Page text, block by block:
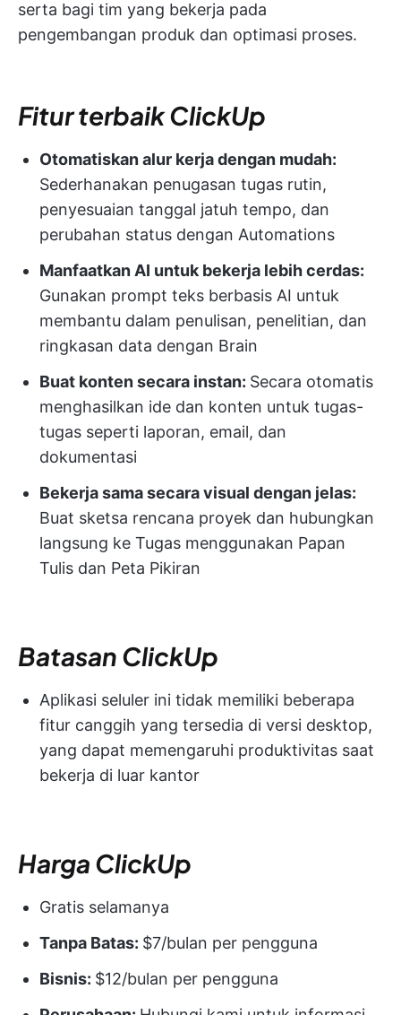
serta bagi tim yang bekerja pada
pengembangan produk dan optimasi proses.
Fitur terbaik ClickUp
Otomatiskan alur kerja dengan mudah:
Sederhanakan penugasan tugas rutin,
penyesuaian tanggal jatuh tempo, dan
perubahan status dengan Automations
Manfaatkan AI untuk bekerja lebih cerdas:
Gunakan prompt teks berbasis AI untuk
membantu dalam penulisan, penelitian, dan
ringkasan data dengan Brain
Buat konten secara instan: Secara otomatis
menghasilkan ide dan konten untuk tugas-
tugas seperti laporan, email, dan
dokumentasi
Bekerja sama secara visual dengan jelas:
Buat sketsa rencana proyek dan hubungkan
langsung ke Tugas menggunakan Papan
Tulis dan Peta Pikiran
Batasan ClickUp
Aplikasi seluler ini tidak memiliki beberapa
fitur canggih yang tersedia di versi desktop,
yang dapat memengaruhi produktivitas saat
bekerja di luar kantor
Harga ClickUp
Gratis selamanya
Tanpa Batas: $7/bulan per pengguna
Bisnis: $12/bulan per pengguna